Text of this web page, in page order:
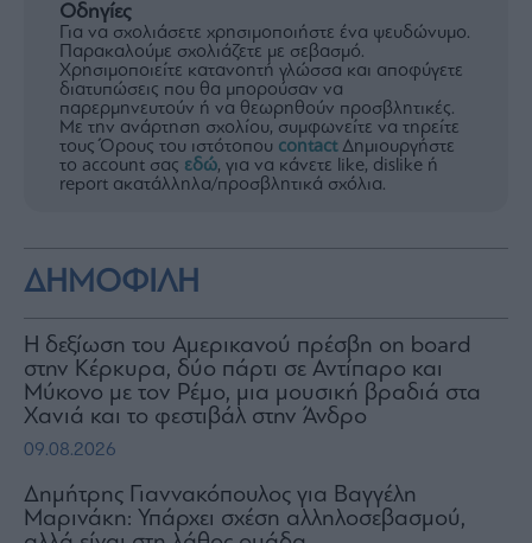
Οδηγίες
Για να σχολιάσετε χρησιμοποιήστε ένα ψευδώνυμο.
Παρακαλούμε σχολιάζετε με σεβασμό.
Χρησιμοποιείτε κατανοητή γλώσσα και αποφύγετε
διατυπώσεις που θα μπορούσαν να
παρερμηνευτούν ή να θεωρηθούν προσβλητικές.
Με την ανάρτηση σχολίου, συμφωνείτε να τηρείτε
τους Όρους του ιστότοπου contactΔημιουργήστε
το account σας εδώ, για να κάνετε like, dislike ή
report ακατάλληλα/προσβλητικά σχόλια.
ΔΗΜΟΦΙΛΗ
H δεξίωση του Αμερικανού πρέσβη on board
στην Κέρκυρα, δύο πάρτι σε Αντίπαρο και
Μύκονο με τον Ρέμο, μια μουσική βραδιά στα
Χανιά και το φεστιβάλ στην Άνδρο
09.08.2026
Δημήτρης Γιαννακόπουλος για Βαγγέλη
Μαρινάκη: Υπάρχει σχέση αλληλοσεβασμού,